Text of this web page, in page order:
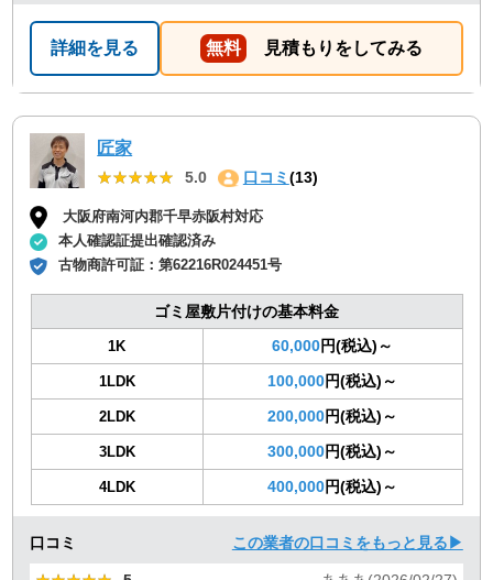
詳細を見る 無料 見積もりをしてみる
匠家
★★★★★
★★★★★ 5.0 口コミ (13)
大阪府南河内郡千早赤阪村対応
本人確認証提出確認済み
古物商許可証：第62216R024451号
ゴミ屋敷片付けの基本料金
1K 60,000円(税込)～
1LDK 100,000円(税込)～
2LDK 200,000円(税込)～
3LDK 300,000円(税込)～
4LDK 400,000円(税込)～
口コミ この業者の口コミをもっと見る▶